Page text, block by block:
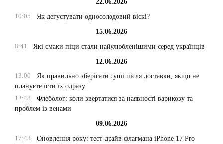
22.06.2026
10:05
Як дегустувати односолодовий віскі?
15.06.2026
8:41
Які смаки піци стали найулюбленішими серед українців
12.06.2026
13:00
Як правильно зберігати суші після доставки, якщо не
плануєте їсти їх одразу
12:48
Флеболог: коли звертатися за наявності варикозу та
проблем із венами
09.06.2026
17:43
Оновлення року: тест-драйв флагмана iPhone 17 Pro